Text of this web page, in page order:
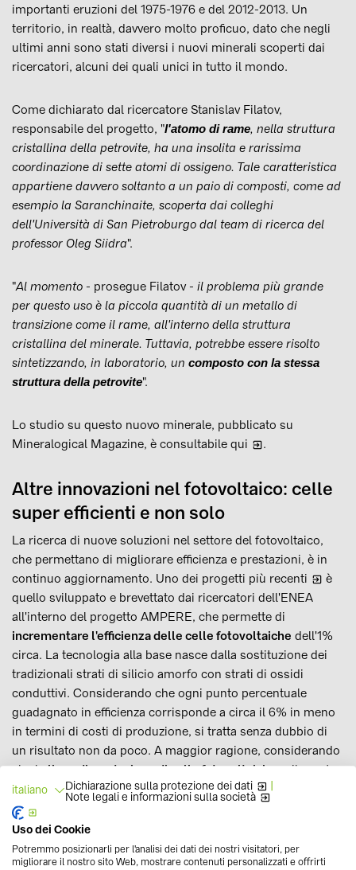
importanti eruzioni del 1975-1976 e del 2012-2013. Un
territorio, in realtà, davvero molto proficuo, dato che negli
ultimi anni sono stati diversi i nuovi minerali scoperti dai
ricercatori, alcuni dei quali unici in tutto il mondo.
Come dichiarato dal ricercatore Stanislav Filatov,
responsabile del progetto, "l'atomo di rame, nella struttura
cristallina della petrovite, ha una insolita e rarissima
coordinazione di sette atomi di ossigeno. Tale caratteristica
appartiene davvero soltanto a un paio di composti, come ad
esempio la Saranchinaite, scoperta dai colleghi
dell'Università di San Pietroburgo dal team di ricerca del
professor Oleg Siidra".
"Al momento - prosegue Filatov - il problema più grande
per questo uso è la piccola quantità di un metallo di
transizione come il rame, all'interno della struttura
cristallina del minerale. Tuttavia, potrebbe essere risolto
sintetizzando, in laboratorio, un composto con la stessa
struttura della petrovite".
Lo studio su questo nuovo minerale, pubblicato su
Mineralogical Magazine, è consultabile qui .
Altre innovazioni nel fotovoltaico: celle
super efficienti e non solo
La ricerca di nuove soluzioni nel settore del fotovoltaico,
che permettano di migliorare efficienza e prestazioni, è in
continuo aggiornamento. Uno dei progetti più recenti
è
quello sviluppato e brevettato dai ricercatori dell'ENEA
all'interno del progetto AMPERE, che permette di
incrementare l'efficienza delle celle fotovoltaiche dell'1%
circa. La tecnologia alla base nasce dalla sostituzione dei
tradizionali strati di silicio amorfo con strati di ossidi
conduttivi. Considerando che ogni punto percentuale
guadagnato in efficienza corrisponde a circa il 6% in meno
in termini di costi di produzione, si tratta senza dubbio di
un risultato non da poco. A maggior ragione, considerando
che lalinea di produzione di celle fotovoltaichesviluppata
all'interno del progetto AMPERE verrebbe così portata dal
23,5% al 24,5% (contro il 22% massimo di efficienza in
quelle attualmente in commercio). Diverse sono, però, le
tecnologie sviluppate in tutto il mondo. Altri esempi, di cui
abbiamo parlato in precedenza su questo blog, possono
italiano Dichiarazione sulla protezione dei dati |
Note legali e informazioni sulla società
Uso dei Cookie
Potremmo posizionarli per l'analisi dei dati dei nostri visitatori, per
migliorare il nostro sito Web, mostrare contenuti personalizzati e offrirti